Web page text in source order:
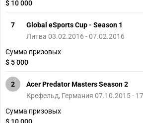
$ 10 000
7
Global eSports Cup - Season 1
Литва 03.02.2016 - 07.02.2016
Сумма призовых
$ 5 000
2
Acer Predator Masters Season 2
Крефельд, Германия 07.10.2015 -
Сумма призовых